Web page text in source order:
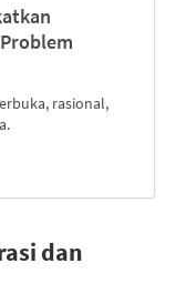
rasional,
dan